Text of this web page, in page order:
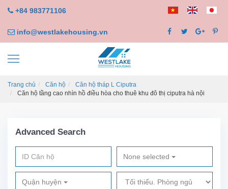
+84 983771106
info@westlakehousing.vn
Trang chủ Căn hộ
Căn hộ tháp L Ciputra
Căn hộ tầng cao nhìn hồ điều hòa cho thuê khu đô thị ciputra hà nội
Advanced Search
None selected
Quận huyện